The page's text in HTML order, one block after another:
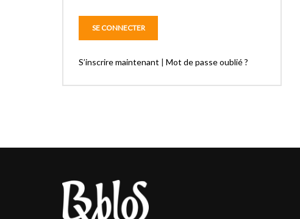
S’inscrire maintenant | Mot de passe oublié ?